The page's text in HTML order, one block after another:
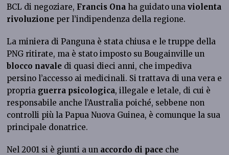
BCL di negoziare, Francis Ona ha guidato unaviolenta
rivoluzione per l’indipendenza della regione.
La miniera di Panguna è stata chiusa e le truppe della
PNG ritirate, ma è stato imposto su Bougainville un
blocco navale di quasi dieci anni, che impediva
persino l’accesso ai medicinali. Si trattava di una vera e
propria guerra psicologica, illegale e letale, di cui è
responsabile anche l’Australia poiché, sebbene non
controlli più la Papua Nuova Guinea, è comunque la sua
principale donatrice.
Nel 2001 si è giunti a un accordo di pace che